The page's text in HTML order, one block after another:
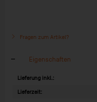
Fragen zum Artikel?
Eigenschaften
Lieferung inkl.:
Lieferzeit: